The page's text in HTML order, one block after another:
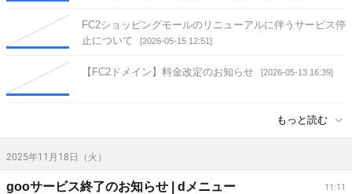
FC2ショッピングモールのリニューアルに伴うサービス停
止について
[2026-05-15 12:51]
【FC2ドメイン】料金改定のお知らせ [2026-05-13 16:39]
もっと読む
2025年11月18日（火）
11:11
gooサービス終了のお知らせ | dメニュー